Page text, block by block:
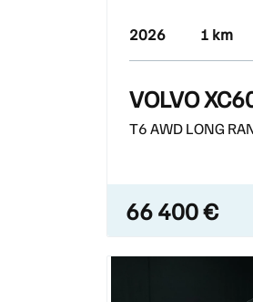
2026 1 km
VOLVO
T6 AWD LONG
66 400 €